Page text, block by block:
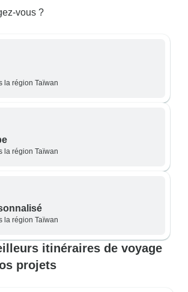
vous ?
la région Taïwan
la région Taïwan
la région Taïwan
itinéraires de voyage
projets